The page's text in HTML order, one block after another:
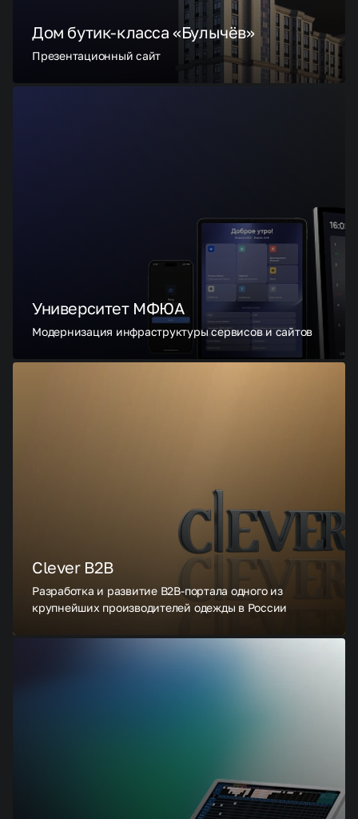
Дом бутик-класса «Булычёв»
Презентационный сайт
Университет МФЮА
Модернизация инфраструктуры сервисов и сайтов
Clever B2B
Разработка и развитие B2B-портала одного из
крупнейших производителей одежды в России